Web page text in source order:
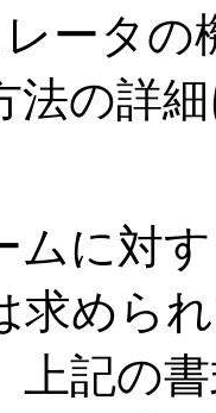
ータ
法の詳
ムに対
求めら
上記の